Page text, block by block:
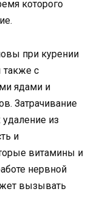
которого
при курении
также с
ядами и
Затрачивание
удаление из
и
витамины и
нервной
вызывать